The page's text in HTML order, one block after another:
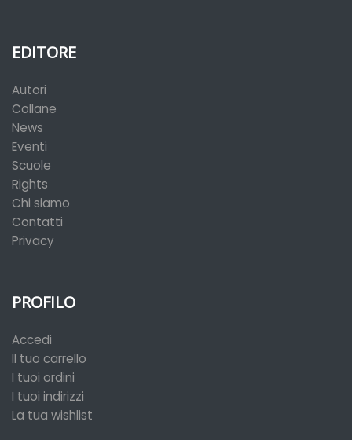
EDITORE
Autori
Collane
News
Eventi
Scuole
Rights
Chi siamo
Contatti
Privacy
PROFILO
Accedi
Il tuo carrello
I tuoi ordini
I tuoi indirizzi
La tua wishlist